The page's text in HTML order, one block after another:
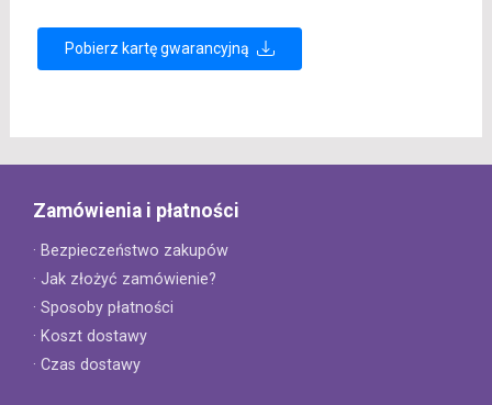
Pobierz kartę gwarancyjną
Zamówienia i płatności
· Bezpieczeństwo zakupów
· Jak złożyć zamówienie?
· Sposoby płatności
· Koszt dostawy
· Czas dostawy